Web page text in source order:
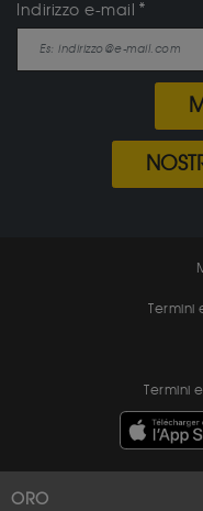
Indirizzo e-mail
Termini
Termini
ORO